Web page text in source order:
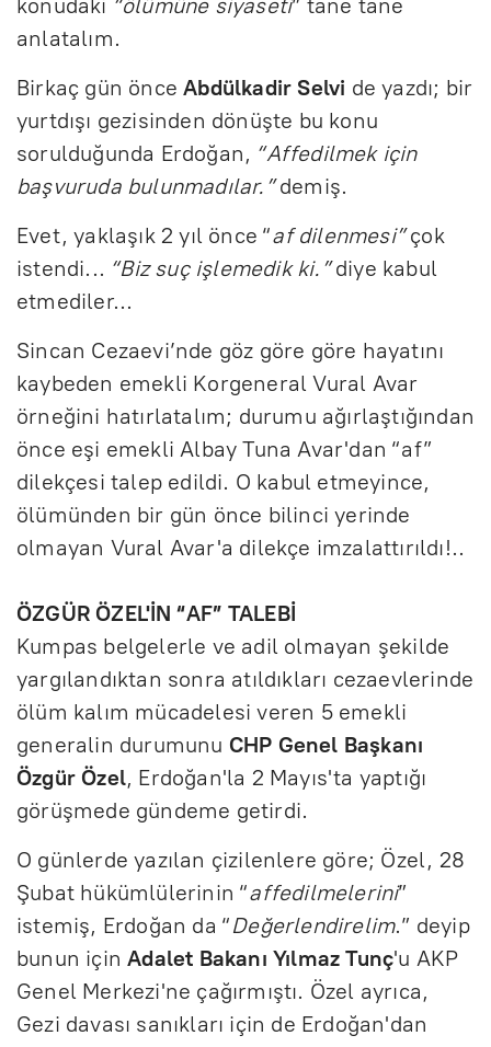
konudaki “ölümüne siyaseti” tane tane
anlatalım.
Birkaç gün önceAbdülkadir Selvi de yazdı; bir
yurtdışı gezisinden dönüşte bu konu
sorulduğunda Erdoğan, “Affedilmek için
başvuruda bulunmadılar.”demiş.
Evet, yaklaşık 2 yıl önce “af dilenmesi”çok
istendi... “Biz suç işlemedik ki.”diye kabul
etmediler...
Sincan Cezaevi’nde göz göre göre hayatını
kaybeden emekli Korgeneral Vural Avar
örneğini hatırlatalım; durumu ağırlaştığından
önce eşi emekli Albay Tuna Avar'dan “af”
dilekçesi talep edildi. O kabul etmeyince,
ölümünden bir gün önce bilinci yerinde
olmayan Vural Avar'a dilekçe imzalattırıldı!..
ÖZGÜR ÖZEL'İN “AF” TALEBİ
Kumpas belgelerle ve adil olmayan şekilde
yargılandıktan sonra atıldıkları cezaevlerinde
ölüm kalım mücadelesi veren 5 emekli
generalin durumunu CHP Genel Başkanı
Özgür Özel, Erdoğan'la 2 Mayıs'ta yaptığı
görüşmede gündeme getirdi.
O günlerde yazılan çizilenlere göre; Özel, 28
Şubat hükümlülerinin “affedilmelerini”
istemiş, Erdoğan da “Değerlendirelim.” deyip
bunun içinAdalet Bakanı Yılmaz Tunç'u AKP
Genel Merkezi'ne çağırmıştı. Özel ayrıca,
Gezi davası sanıkları için de Erdoğan'dan